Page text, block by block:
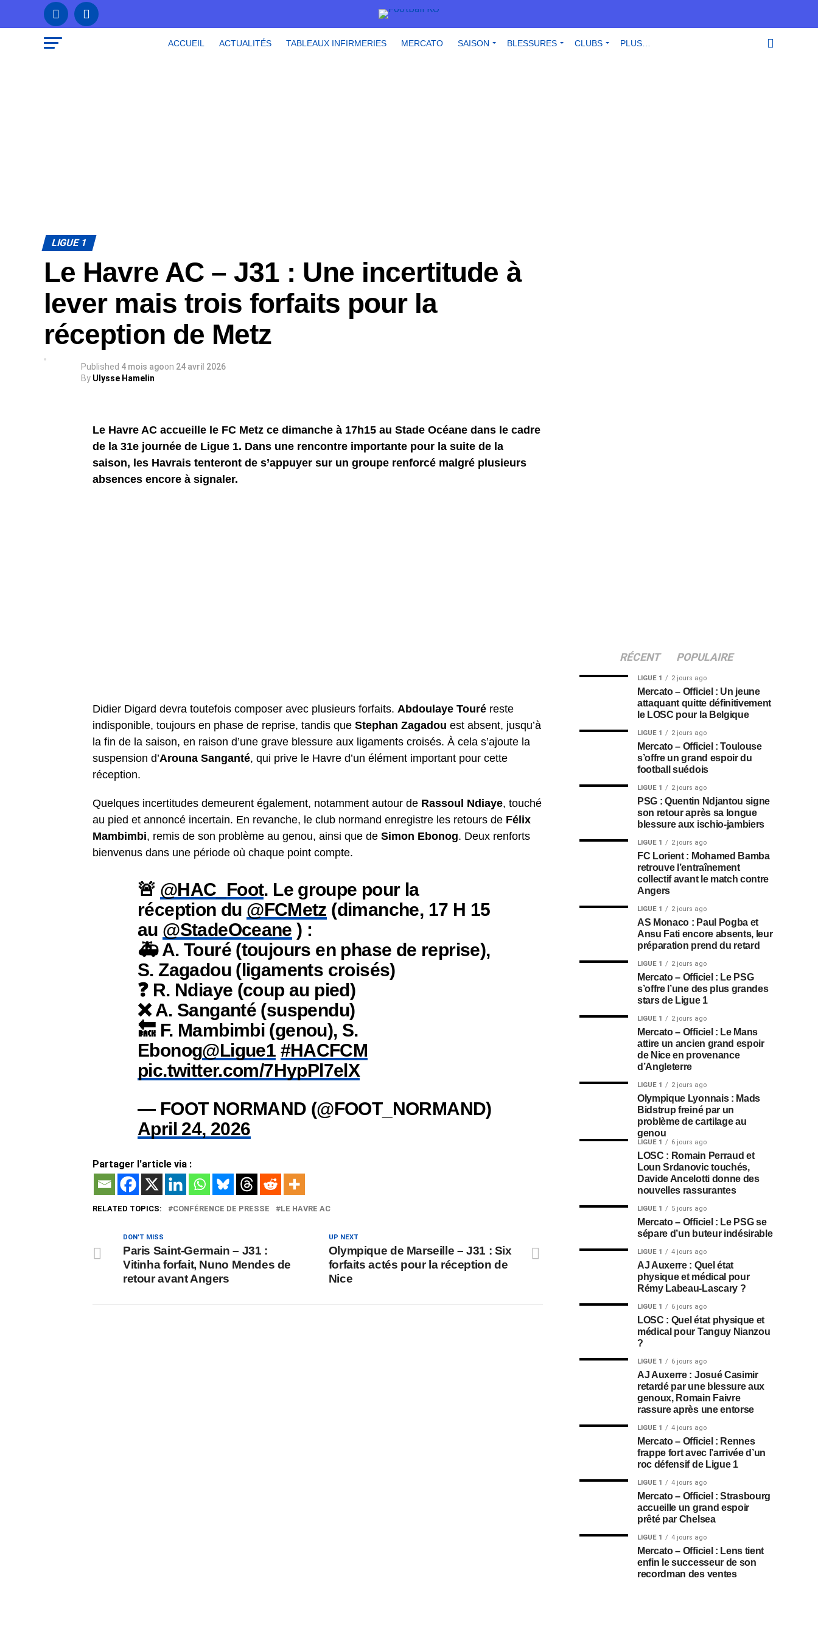
ACCUEIL ACTUALITÉS TABLEAUX INFIRMERIES MERCATO SAISON BLESSURES CLUBS PLUS…
LIGUE 1
Le Havre AC – J31 : Une incertitude à
lever mais trois forfaits pour la
réception de Metz
Published 4 mois agoon 24 avril 2026
By Ulysse Hamelin
Le Havre AC accueille le FC Metz ce dimanche à 17h15 au Stade Océane dans le cadre
de la 31e journée de Ligue 1. Dans une rencontre importante pour la suite de la
saison, les Havrais tenteront de s’appuyer sur un groupe renforcé malgré plusieurs
absences encore à signaler.
Didier Digard devra toutefois composer avec plusieurs forfaits. Abdoulaye Touré reste
indisponible, toujours en phase de reprise, tandis que Stephan Zagadou est absent, jusqu’à
la fin de la saison, en raison d’une grave blessure aux ligaments croisés. À cela s’ajoute la
suspension d’Arouna Sanganté, qui prive le Havre d’un élément important pour cette
réception.
Quelques incertitudes demeurent également, notamment autour de Rassoul Ndiaye, touché
au pied et annoncé incertain. En revanche, le club normand enregistre les retours de Félix
Mambimbi, remis de son problème au genou, ainsi que de Simon Ebonog. Deux renforts
bienvenus dans une période où chaque point compte.
🚨 @HAC_Foot. Le groupe pour la
réception du @FCMetz (dimanche, 17 H 15
au @StadeOceane ) :
🚑 A. Touré (toujours en phase de reprise),
S. Zagadou (ligaments croisés)
❓ R. Ndiaye (coup au pied)
❌ A. Sanganté (suspendu)
🔙 F. Mambimbi (genou), S.
Ebonog@Ligue1 #HACFCM
pic.twitter.com/7HypPl7elX
— FOOT NORMAND (@FOOT_NORMAND)
April 24, 2026
Partager l'article via :
RELATED TOPICS: CONFÉRENCE DE PRESSE LE HAVRE AC
UP NEXT
Olympique de Marseille – J31 : Six
forfaits actés pour la réception de
Nice
DON'T MISS
Paris Saint-Germain – J31 :
Vitinha forfait, Nuno Mendes de
retour avant Angers
RÉCENT POPULAIRE
LIGUE 1 2 jours ago
Mercato – Officiel : Un jeune
attaquant quitte définitivement
le LOSC pour la Belgique
LIGUE 1 2 jours ago
Mercato – Officiel : Toulouse
s’offre un grand espoir du
football suédois
LIGUE 1 2 jours ago
PSG : Quentin Ndjantou signe
son retour après sa longue
blessure aux ischio-jambiers
LIGUE 1 2 jours ago
FC Lorient : Mohamed Bamba
retrouve l’entraînement
collectif avant le match contre
Angers
LIGUE 1 2 jours ago
AS Monaco : Paul Pogba et
Ansu Fati encore absents, leur
préparation prend du retard
LIGUE 1 2 jours ago
Mercato – Officiel : Le PSG
s’offre l’une des plus grandes
stars de Ligue 1
LIGUE 1 2 jours ago
Mercato – Officiel : Le Mans
attire un ancien grand espoir
de Nice en provenance
d’Angleterre
LIGUE 1 2 jours ago
Olympique Lyonnais : Mads
Bidstrup freiné par un
problème de cartilage au
genou
LIGUE 1 6 jours ago
LOSC : Romain Perraud et
Loun Srdanovic touchés,
Davide Ancelotti donne des
nouvelles rassurantes
LIGUE 1 5 jours ago
Mercato – Officiel : Le PSG se
sépare d’un buteur indésirable
LIGUE 1 4 jours ago
AJ Auxerre : Quel état
physique et médical pour
Rémy Labeau-Lascary ?
LIGUE 1 6 jours ago
LOSC : Quel état physique et
médical pour Tanguy Nianzou
?
LIGUE 1 6 jours ago
AJ Auxerre : Josué Casimir
retardé par une blessure aux
genoux, Romain Faivre
rassure après une entorse
LIGUE 1 4 jours ago
Mercato – Officiel : Rennes
frappe fort avec l’arrivée d’un
roc défensif de Ligue 1
LIGUE 1 4 jours ago
Mercato – Officiel : Strasbourg
accueille un grand espoir
prêté par Chelsea
LIGUE 1 4 jours ago
Mercato – Officiel : Lens tient
enfin le successeur de son
recordman des ventes